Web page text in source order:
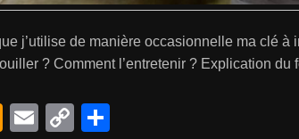
j’utilise de manière occasionnelle ma clé à
? Comment l’entretenir ? Explication du
A
E
C